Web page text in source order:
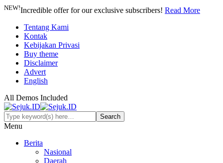
NEW!Incredible offer for our exclusive subscribers! Read More
Tentang Kami
Kontak
Kebijakan Privasi
Buy theme
Disclaimer
Advert
English
All Demos Included
Menu
Berita
Nasional
Daerah